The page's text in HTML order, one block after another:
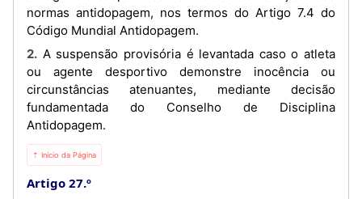
normas antidopagem, nos termos do Artigo 7.4 do
Código Mundial Antidopagem.
2. A suspensão provisória é levantada caso o atleta
ou agente desportivo demonstre inocência ou
circunstâncias atenuantes, mediante decisão
fundamentada do Conselho de Disciplina
Antidopagem.
⇡ Início da Página
Artigo 27.º